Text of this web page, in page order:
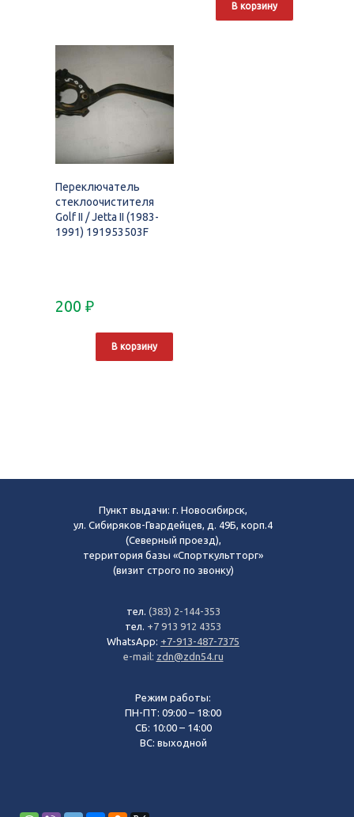
В корзину
Переключатель
стеклоочистителя
Golf II / Jetta II (1983-
1991) 191953503F
200 ₽
В корзину
Пункт выдачи: г. Новосибирск,
ул. Сибиряков-Гвардейцев, д. 49Б, корп.4
(Северный проезд),
территория базы «Спорткультторг»
(визит строго по звонку)
тел. (383) 2-144-353
тел. +7 913 912 4353
WhatsApp: +7-913-487-7375
e-mail: zdn@zdn54.ru
Режим работы:
ПН-ПТ: 09:00 – 18:00
СБ: 10:00 – 14:00
ВС: выходной